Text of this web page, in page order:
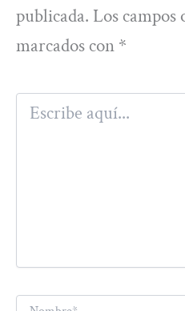
publicada. Los
marcados con *
Escribe
aquí...
Nombre*